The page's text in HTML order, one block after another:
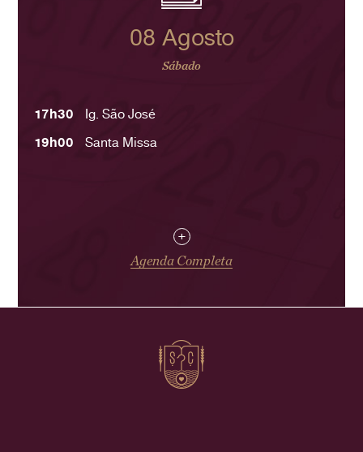
08 Agosto
Sábado
17h30
Ig. São José
19h00
Santa Missa
+
Agenda Completa